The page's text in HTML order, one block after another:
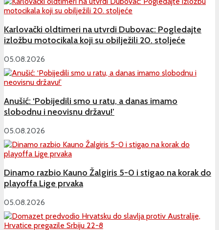
Karlovački oldtimeri na utvrdi Dubovac: Pogledajte
izložbu motocikala koji su obilježili 20. stoljeće
05.08.2026
Anušić: ‘Pobijedili smo u ratu, a danas imamo
slobodnu i neovisnu državu!’
05.08.2026
Dinamo razbio Kauno Žalgiris 5-0 i stigao na korak do
playoffa Lige prvaka
05.08.2026